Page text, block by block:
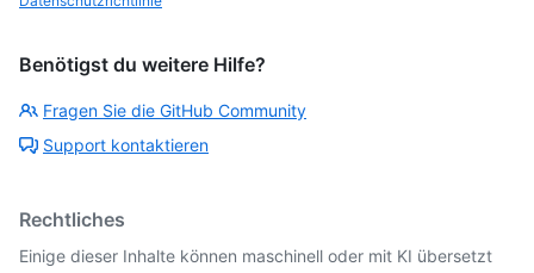
Benötigst du weitere Hilfe?
Fragen Sie die GitHub Community
Support kontaktieren
Rechtliches
Einige dieser Inhalte können maschinell oder mit KI übersetzt